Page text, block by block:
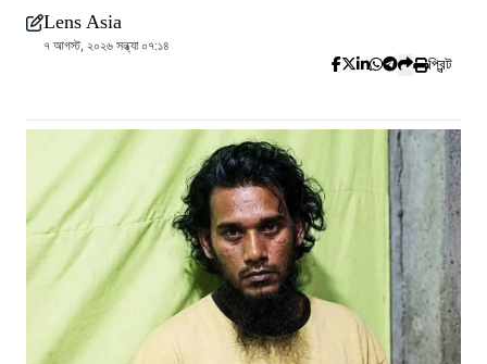
Lens Asia
৭ আগস্ট, ২০২৬ সন্ধ্যা ০৭:১৪
প্রিন্ট